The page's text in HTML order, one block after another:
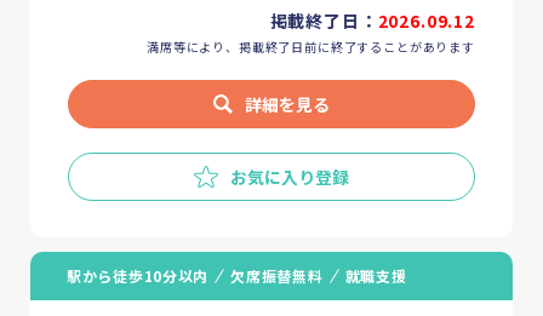
掲載終了日： 2026.09.12
満席等により、掲載終了日前に終了することがあります
詳細を見る
お気に入り登録
駅から徒歩10分以内 欠席振替無料 就職支援